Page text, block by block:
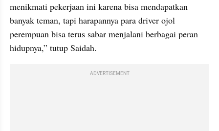
menikmati pekerjaan ini karena bisa mendapatkan
banyak teman, tapi harapannya para driver ojol
perempuan bisa terus sabar menjalani berbagai peran
hidupnya,” tutup Saidah.
ADVERTISEMENT